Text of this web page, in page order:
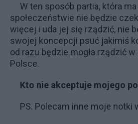
W ten sposób partia, która
społeczeństwie nie będzie
więcej i uda jej się rządzić, nie
swojej koncepcji psuć jakimiś
od razu będzie mogła rządzić w
Polsce.
Kto nie akceptuje mojego
PS. Polecam inne moje notki